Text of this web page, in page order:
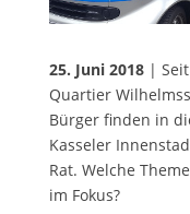
25. Juni 2018| Seit
Quartier
Bürger finden in
Kasseler
Rat. Welche
im Fokus?